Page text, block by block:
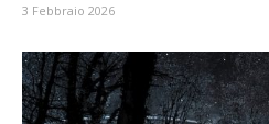
3 Febbraio 2026